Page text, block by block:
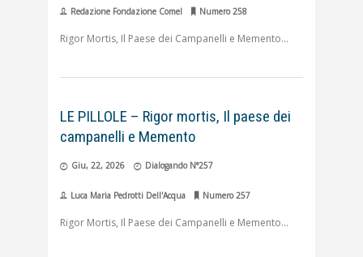
Redazione Fondazione Comel Numero 258
Rigor Mortis, Il Paese dei Campanelli e Memento
LE PILLOLE – Rigor mortis, Il paese dei
campanelli e Memento
Giu, 22, 2026 Dialogando N°257
Luca Maria Pedrotti Dell'Acqua Numero 257
Rigor Mortis, Il Paese dei Campanelli e Memento